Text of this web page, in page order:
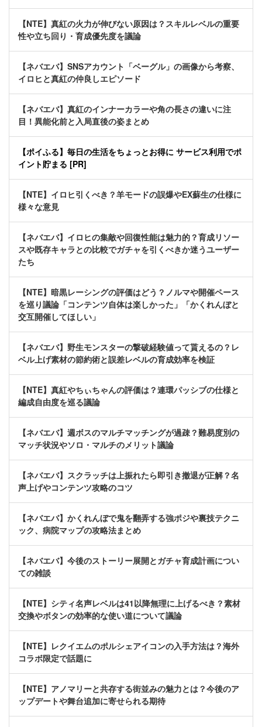
【NTE】真紅の火力が伸びない原因は？スキルレベルの重要
性や立ち回り・育成優先度を議論
【ネバエバ】SNSアカウント「ベーグル」の画像から考察、
イロヒと真紅の仲良しエピソード
【ネバエバ】真紅のインナーカラーや角の長さの違いに注
目！異能化前と入局直後の姿まとめ
【ポイふる】毎日の生活をちょっとお得に サービス利用でポ
イント貯まる [PR]
【NTE】イロヒ引くべき？羊モードの誤爆やEX蘇生の仕様に
様々な意見
【ネバエバ】イロヒの集敵や回復性能は魅力的？育成リソー
スや既存キャラとの比較でガチャを引くべきか迷うユーザー
たち
【NTE】暗黒レーシングの評価はどう？ノルマや開催ペース
を巡り議論「コンテンツ自体は楽しかった」「かくれんぼと
交互開催してほしい」
【ネバエバ】野生モンスターの撃破経験値って貰えるの？レ
ベル上げ素材の節約術と誤差レベルの育成効率を検証
【NTE】真紅やちぃちゃんの評価は？連環パッシブの仕様と
編成自由度を巡る議論
【ネバエバ】週ボスのマルチマッチングが過疎？難易度別の
マッチ状況やソロ・マルチのメリット議論
【ネバエバ】スクラッチは上振れたら即引き撤退が正解？名
声上げやコンテンツ攻略のコツ
【ネバエバ】かくれんぼで鬼を翻弄する強ポジや裏技テクニ
ック、病院マップの攻略法まとめ
【ネバエバ】今後のストーリー展開とガチャ育成計画につい
ての雑談
【NTE】シティ名声レベルは41以降無理に上げるべき？素材
交換やボタンの効率的な使い道について議論
【NTE】レクイエムのポルシェアイコンの入手方法は？海外
コラボ限定で話題に
【NTE】アノマリーと共存する街並みの魅力とは？今後のア
ップデートや舞台追加に寄せられる期待